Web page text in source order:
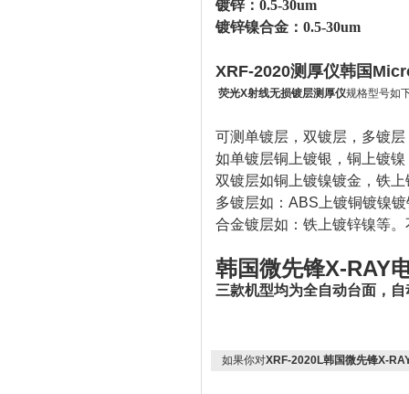
镀锌：0.5-30um
镀锌镍合金：0.5-30um
XRF-2020测厚仪韩国
荧光X射线无损镀层测厚仪规格型号如
可测单镀层，双镀层，多镀
如单镀层铜上镀银，铜上镀
双镀层如铜上镀镍镀金，铁
多镀层如：ABS上镀铜镀镍
合金镀层如：铁上镀锌镍等。
韩国微先锋X-RAY
三款机型均为全自动台面，
如果你对XRF-2020L韩国微先锋X-